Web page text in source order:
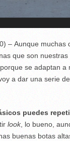
– Aunque muchas
que son
se adaptan a
a dar una serie de
puedes
look, lo bueno,
buenas botas